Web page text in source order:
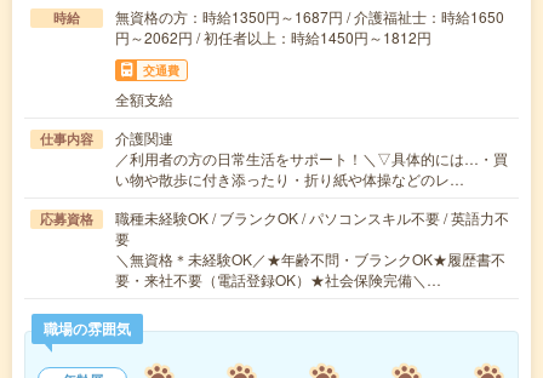
時給
無資格の方：時給1350円～1687円 / 介護福祉士：時給1650
円～2062円 / 初任者以上：時給1450円～1812円
交通費
全額支給
仕事内容
介護関連
／利用者の方の日常生活をサポート！＼▽具体的には…・買
い物や散歩に付き添ったり・折り紙や体操などのレ…
応募資格
職種未経験OK / ブランクOK / パソコンスキル不要 / 英語力不
要
＼無資格＊未経験OK／★年齢不問・ブランクOK★履歴書不
要・来社不要（電話登録OK）★社会保険完備＼…
職場の雰囲気